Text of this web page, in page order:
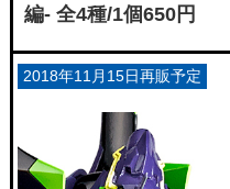
編- 全4種/1個650円
2018年11月15日再販予定